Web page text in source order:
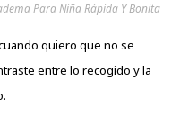
Para Niña Rápida Y Bonita
quiero que no se
entre lo recogido y la